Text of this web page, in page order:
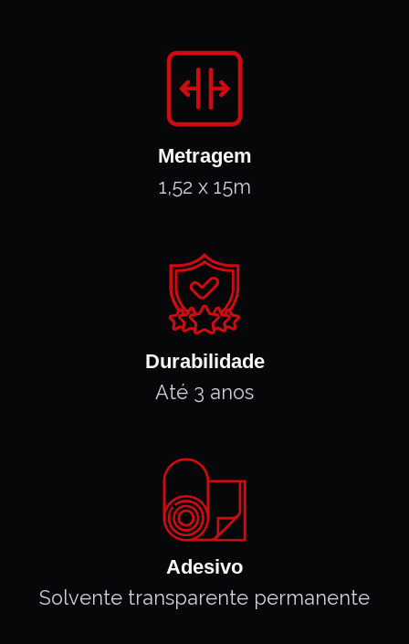
Metragem
1,52 x 15m
Durabilidade
Até 3 anos
Adesivo
Solvente transparente permanente